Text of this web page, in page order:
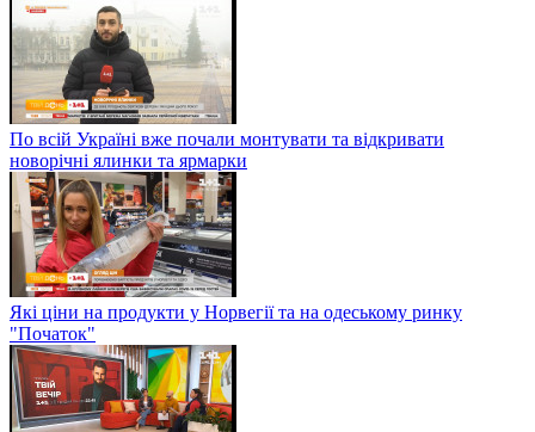
По всій Україні вже почали монтувати та відкривати
новорічні ялинки та ярмарки
Які ціни на продукти у Норвегії та на одеському ринку
"Початок"